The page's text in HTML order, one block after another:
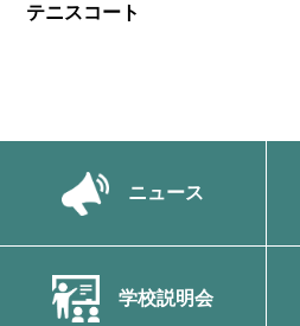
テニスコート
ニュース
学校説明会